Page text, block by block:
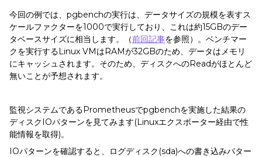
今回の例では、pgbenchの実行は、データサイズの規模を表すス
ケールファクターを1000で実行しており、これは約15GBのデー
タベースサイズに相当します。（前回記事を参照）。ベンチマー
クを実行するLinux VMはRAMが32GBのため、データはメモリ
にキャッシュされます。そのため、ディスクへのReadがほとんど
無いことが予想されます。
監視システムであるPrometheusでpgbenchを実施した結果の
ディスクIOパターンを見てみます(Linuxエクスポーター経由で性
能情報を取得)。
IOパターンを確認すると、ログディスク(sda)への書き込みパター